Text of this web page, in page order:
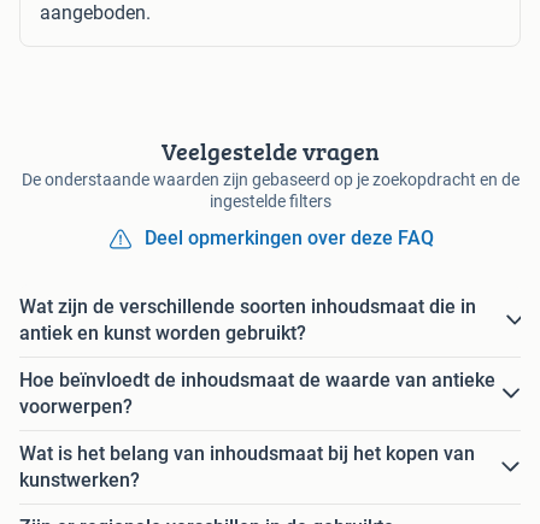
aangeboden.
Veelgestelde vragen
De onderstaande waarden zijn gebaseerd op je zoekopdracht en de
ingestelde filters
Deel opmerkingen over deze FAQ
Wat zijn de verschillende soorten inhoudsmaat die in
antiek en kunst worden gebruikt?
Hoe beïnvloedt de inhoudsmaat de waarde van antieke
voorwerpen?
Wat is het belang van inhoudsmaat bij het kopen van
kunstwerken?